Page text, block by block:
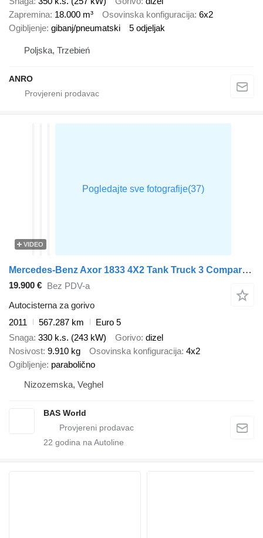
Zapremina 18.000 m³ Osovinska konfiguracija 6x2
Ogibljenje gibanj/pneumatski 5 odjeljak
Poljska, Trzebień
ANRO
VIDEO
Mercedes-Benz Axor 1833 4X2 Tank Truck 3 Compartments Euro 5
19.900 € Bez PDV-a
Autocisterna za gorivo
2011
567.287 km
Euro 5
Snaga 330 k.s. (243 kW) Gorivo dizel
Nosivost 9.910 kg Osovinska konfiguracija 4x2
Ogibljenje parabolično
Nizozemska, Veghel
BAS World
22 godina na Autoline